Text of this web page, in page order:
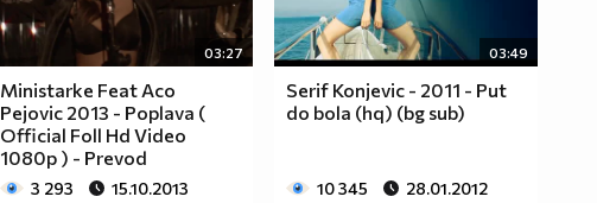
03:27
Ministarke Feat Aco
Pejovic 2013 - Poplava (
Official Foll Hd Video
1080p ) - Prevod
3 293 15.10.2013
03:49
Serif Konjevic - 2011 - Put
do bola (hq) (bg sub)
10 345 28.01.2012